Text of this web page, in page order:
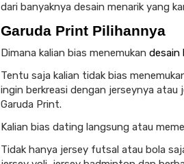
dari banyaknya desain menarik yang
Garuda Print Pilihannya
Dimana kalian bias menemukan desain
Tentu saja kalian tidak bias
ingin berkreasi dengan jerseynya
Garuda Print.
Kalian bias dating langsung atau
Tidak hanya jersey futsal atau bola